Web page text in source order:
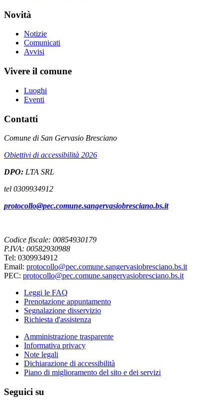
Novità
Notizie
Comunicati
Avvisi
Vivere il comune
Luoghi
Eventi
Contatti
Comune di San Gervasio Bresciano
Obiettivi di accessibilità 2026
DPO: LTA SRL
tel 0309934912
protocollo@pec.comune.sangervasiobresciano.bs.it
Codice fiscale: 00854930179
P.IVA: 00582930988
Tel: 0309934912
Email: protocollo@pec.comune.sangervasiobresciano.bs.it
PEC: protocollo@pec.comune.sangervasiobresciano.bs.it
Leggi le FAQ
Prenotazione appuntamento
Segnalazione disservizio
Richiesta d'assistenza
Amministrazione trasparente
Informativa privacy
Note legali
Dichiarazione di accessibilità
Piano di miglioramento del sito e dei servizi
Seguici su